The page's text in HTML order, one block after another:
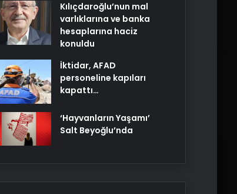
Kılıçdaroğlu’nun mal
varlıklarına ve banka
hesaplarına haciz
konuldu
İktidar, AFAD
personeline kapıları
kapattı…
‘Hayvanların Yaşamı’
Salt Beyoğlu’nda